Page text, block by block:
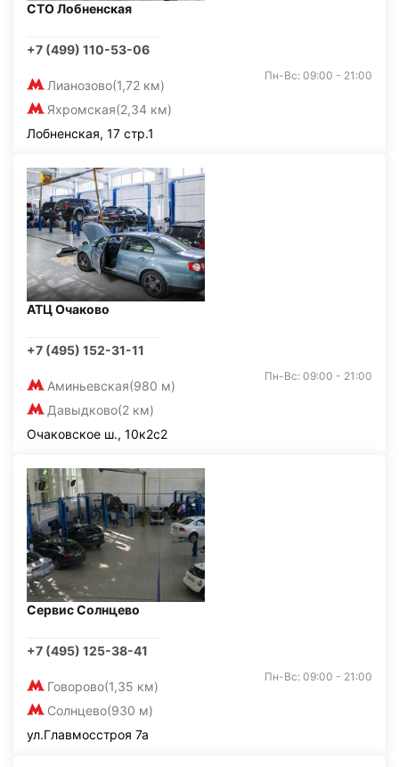
СТО Лобненская
+7 (499) 110-53-06
Лианозово(1,72 км)
Яхромская(2,34 км)
Пн-Вс: 09:00 - 21:00
Лобненская, 17 стр.1
АТЦ Очаково
+7 (495) 152-31-11
Аминьевская(980 м)
Давыдково(2 км)
Пн-Вс: 09:00 - 21:00
Очаковское ш., 10к2с2
Сервис Солнцево
+7 (495) 125-38-41
Говорово(1,35 км)
Солнцево(930 м)
Пн-Вс: 09:00 - 21:00
ул.Главмосстроя 7а